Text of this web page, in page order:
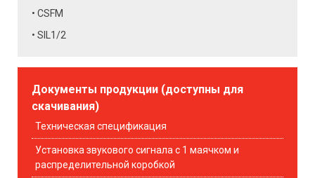
CSFM
SIL1/2
Документы продукции (доступны для
скачивания)
Техническая спецификация
Установка звукового сигнала с 1 маячком и
распределительной коробкой